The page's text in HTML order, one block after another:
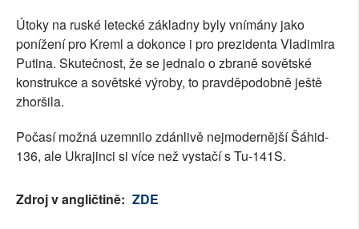
Útoky na ruské letecké základny byly vnímány jako
ponížení pro Kreml a dokonce i pro prezidenta Vladimira
Putina. Skutečnost, že se jednalo o zbraně sovětské
konstrukce a sovětské výroby, to pravděpodobně ještě
zhoršila.
Počasí možná uzemnilo zdánlivě nejmodernější Šáhid-
136, ale Ukrajinci si více než vystačí s Tu-141S.
Zdroj v angličtině: ZDE